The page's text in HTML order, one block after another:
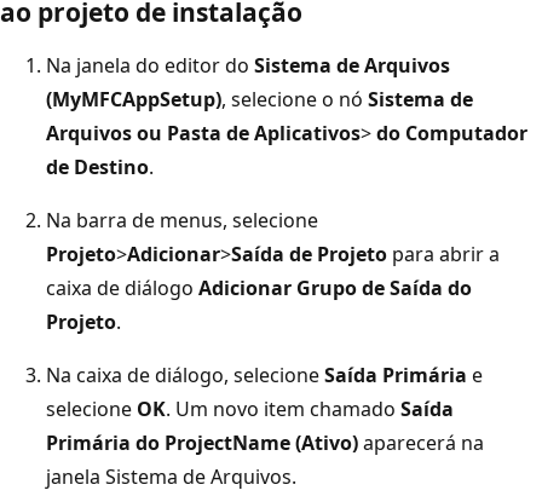
ao projeto de instalação
Na janela do editor do Sistema de Arquivos
(MyMFCAppSetup), selecione o nó Sistema de
Arquivos ou Pasta de Aplicativos>do Computador
de Destino.
Na barra de menus, selecione
Projeto>Adicionar>Saída de Projeto para abrir a
caixa de diálogo Adicionar Grupo de Saída do
Projeto.
Na caixa de diálogo, selecioneSaída Primária e
selecione OK. Um novo item chamado Saída
Primária do ProjectName (Ativo)aparecerá na
janela Sistema de Arquivos.